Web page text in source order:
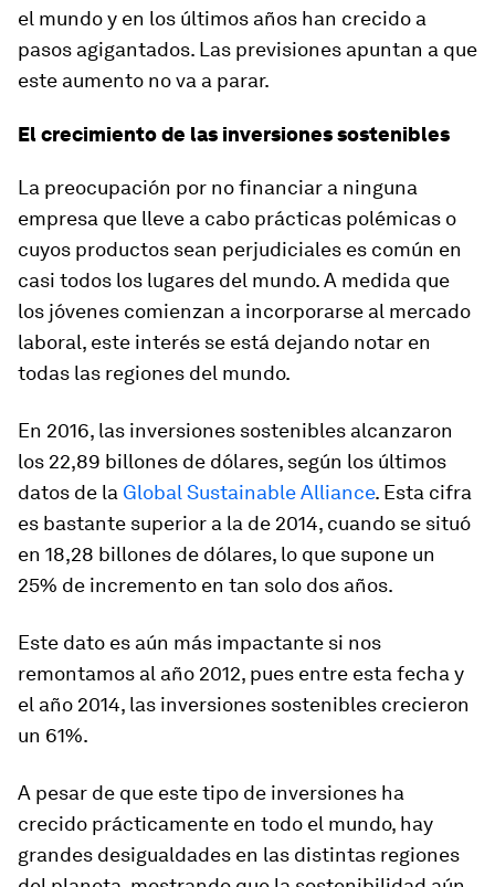
el mundo y en los últimos años han crecido a
pasos agigantados. Las previsiones apuntan a que
este aumento no va a parar.
El crecimiento de las inversiones sostenibles
La preocupación por no financiar a ninguna
empresa que lleve a cabo prácticas polémicas o
cuyos productos sean perjudiciales es común en
casi todos los lugares del mundo. A medida que
los jóvenes comienzan a incorporarse al mercado
laboral, este interés se está dejando notar en
todas las regiones del mundo.
En 2016, las inversiones sostenibles alcanzaron
los 22,89 billones de dólares, según los últimos
datos de la Global Sustainable Alliance. Esta cifra
es bastante superior a la de 2014, cuando se situó
en 18,28 billones de dólares, lo que supone un
25% de incremento en tan solo dos años.
Este dato es aún más impactante si nos
remontamos al año 2012, pues entre esta fecha y
el año 2014, las inversiones sostenibles crecieron
un 61%.
A pesar de que este tipo de inversiones ha
crecido prácticamente en todo el mundo, hay
grandes desigualdades en las distintas regiones